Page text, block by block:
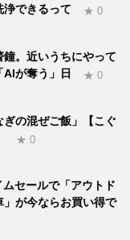
浄できるって
★ 0
。近いうちにやって
AIが奪う」日
★ 0
の混ぜご飯」【こぐ
★ 0
セールで「アウトド
が今ならお買い得で